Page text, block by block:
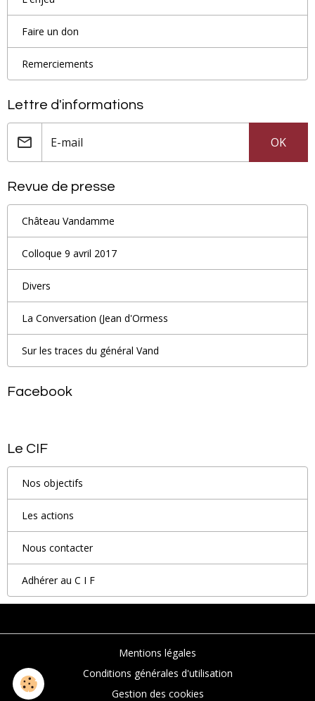
Faire un don
Remerciements
Lettre d'informations
OK
Revue de presse
Château Vandamme
Colloque 9 avril 2017
Divers
La Conversation (Jean d'Ormess
Sur les traces du général Vand
Facebook
Le CIF
Nos objectifs
Les actions
Nous contacter
Adhérer au C I F
Mentions légales
Conditions générales d'utilisation
Gestion des cookies